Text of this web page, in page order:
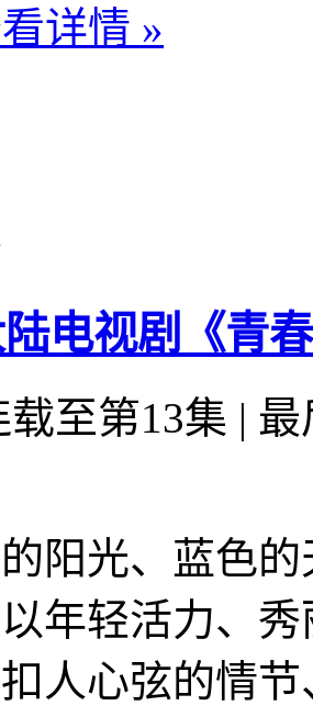
详情 »
陆电视剧《青
至第13集 | 最
光、蓝色的
年轻活力、
人心弦的情